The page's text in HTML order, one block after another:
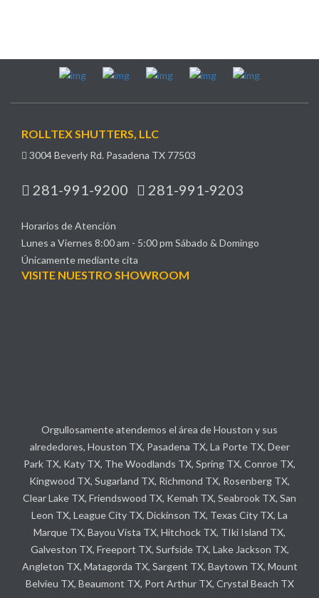
ROLLTEX SHUTTERS, LLC
3004 Beverly Rd. Pasadena TX 77503
281-991-9200 281-991-9203
Horarios de Atención
Lunes a Viernes 8:00 am - 5:00 pm Sábado & Domingo
Únicamente mediante cita
VISITE NUESTRO SHOWROOM
Orgullosamente atendemos el área de Houston y sus
alrededores, Houston TX, Pasadena TX, La Porte TX, Deer
Park TX, Katy TX, The Woodlands TX, Spring TX, Conroe TX,
Kingwood TX, Sugarland TX, Richmond TX, Rosenberg TX,
Clear Lake TX, Friendswood TX, Kemah TX, Seabrook TX, San
Leon TX, League City TX, Dickinson TX, Texas City TX, La
Marque TX, Bayou Vista TX, Hitchock TX, TIki Island TX,
Galveston TX, Freeport TX, Surfside TX, Lake Jackson TX,
Angleton TX, Matagorda TX, Sargent TX, Baytown TX, Mount
Belvieu TX, Beaumont TX, Port Arthur TX, Crystal Beach TX